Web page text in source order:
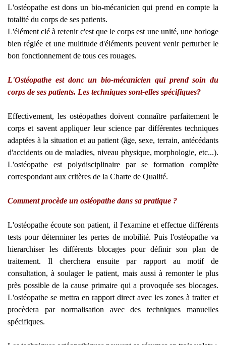
L'ostéopathe est dons un bio-mécanicien qui prend en compte la
totalité du corps de ses patients.
L'élément clé à retenir c'est que le corps est une unité, une horloge
bien réglée et une multitude d'éléments peuvent venir perturber le
bon fonctionnement de tous ces rouages.
L'Ostéopathe est donc un bio-mécanicien qui prend soin du
corps de ses patients. Les techniques sont-elles spécifiques?
Effectivement, les ostéopathes doivent connaître parfaitement le
corps et savent appliquer leur science par différentes techniques
adaptées à la situation et au patient (âge, sexe, terrain, antécédants
d'accidents ou de maladies, niveau physique, morphologie, etc...).
L'ostéopathe est polydisciplinaire par se formation complète
correspondant aux critères de la Charte de Qualité.
Comment procède un ostéopathe dans sa pratique ?
L'ostéopathe écoute son patient, il l'examine et effectue différents
tests pour déterminer les pertes de mobilité. Puis l'ostéopathe va
hierarchiser les différents blocages pour définir son plan de
traitement. Il cherchera ensuite par rapport au motif de
consultation, à soulager le patient, mais aussi à remonter le plus
près possible de la cause primaire qui a provoquée ses blocages.
L'ostéopathe se mettra en rapport direct avec les zones à traiter et
procèdera par normalisation avec des techniques manuelles
spécifiques.